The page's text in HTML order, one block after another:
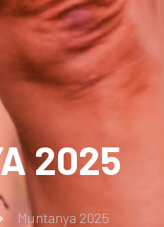
2025
Muntanya 2025